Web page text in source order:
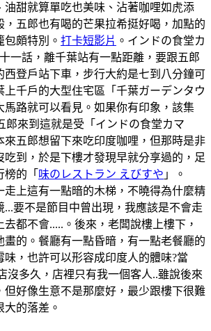
油甜就算單吃也美味、沾著咖哩如虎添
，五郎也有喝的芒果拉希挺好喝，加點的
頗特別。 打卡短影片 。インドの食堂カ
一話，離千葉站有一點距離，要跟五郎
西登戶站下車，步行大約是七到八分鐘可
上千戶的大型住宅區「千葉ガーデンタウ
馬路就可以看見。如果你有印象，該集
郎來到這就是受「インドの食堂カマ
來五郎想留下來吃印度咖哩，但那時是非
吃到，於是下樓才發現早就分享過的，足
榜的「 味のレストラン えびすや 」。
走上這有一點暗的木梯，不曉得為什麼精
...要不是節目中曾出現，我應該是不會走
都不會.....。後來，老闆說樓上樓下，
畫的。餐廳有一點昏暗，有一點老餐廳的
味，也許可以形容成印度人的體味?當
沒多久，店裡只有我一個客人..雖說後來
但好像生意不是那麼好，最少跟樓下很難
的落差。